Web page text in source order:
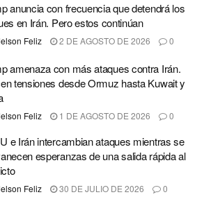
anuncia con frecuencia que detendrá los
en Irán. Pero estos continúan
Feliz 2 DE AGOSTO DE 2026 0
amenaza con más ataques contra Irán.
tensiones desde Ormuz hasta Kuwait y
Feliz 1 DE AGOSTO DE 2026 0
e Irán intercambian ataques mientras se
esperanzas de una salida rápida al
Feliz 30 DE JULIO DE 2026 0